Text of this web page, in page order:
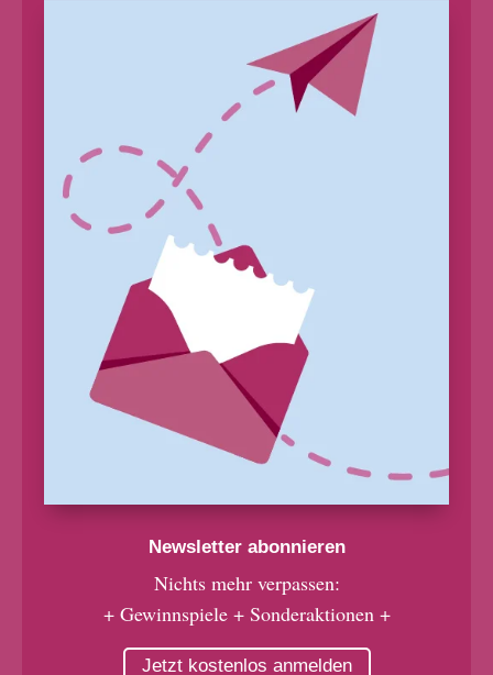
Newsletter abonnieren
Nichts mehr verpassen:
+ Gewinnspiele + Sonderaktionen +
Jetzt kostenlos anmelden